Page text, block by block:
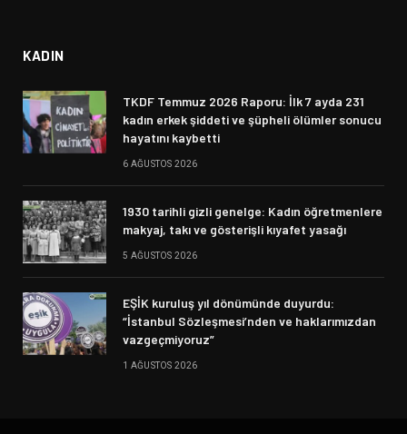
KADIN
TKDF Temmuz 2026 Raporu: İlk 7 ayda 231
kadın erkek şiddeti ve şüpheli ölümler sonucu
hayatını kaybetti
6 AĞUSTOS 2026
1930 tarihli gizli genelge: Kadın öğretmenlere
makyaj, takı ve gösterişli kıyafet yasağı
5 AĞUSTOS 2026
EŞİK kuruluş yıl dönümünde duyurdu:
“İstanbul Sözleşmesi’nden ve haklarımızdan
vazgeçmiyoruz”
1 AĞUSTOS 2026